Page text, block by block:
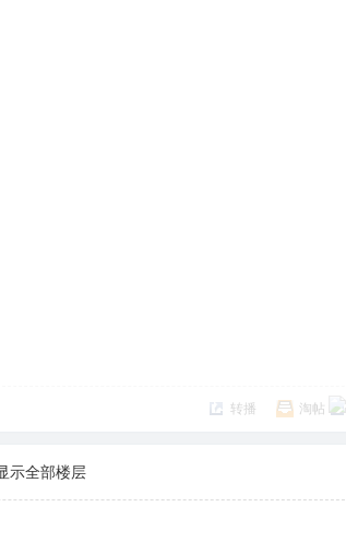
转播 淘帖
示全部楼层